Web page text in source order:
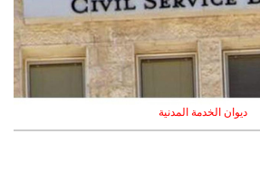
ديوان الخدمة المدنية